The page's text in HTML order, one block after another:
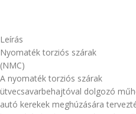
Leírás
Nyomaték torziós szárak
(NMC)
A nyomaték torziós szárak
ütvecsavarbehajtóval dolgozó
autó kerekek meghúzására